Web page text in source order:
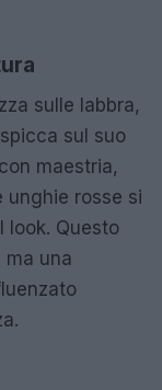
sulle labbra,
sul suo
maestria,
unghie rosse si
look. Questo
una